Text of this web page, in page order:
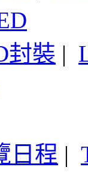
封裝 |
日程 |